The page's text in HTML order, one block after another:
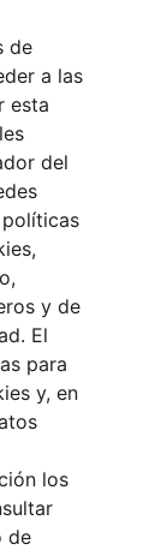
de
a las
esta
del
y de
El
para
y, en
los
de